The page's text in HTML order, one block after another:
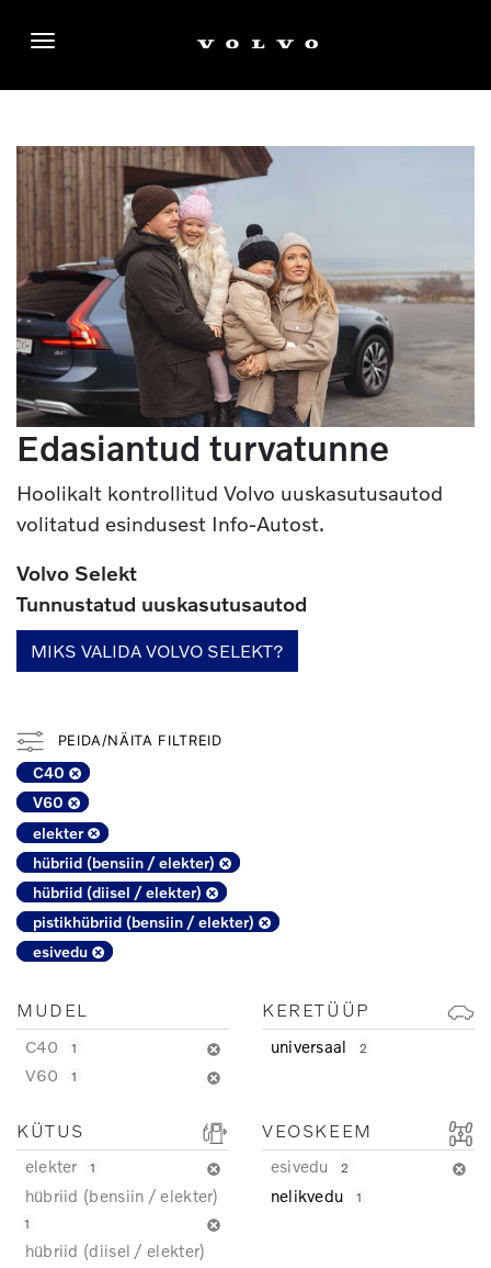
Edasiantud turvatunne
Hoolikalt kontrollitud Volvo uuskasutusautod
volitatud esindusest Info-Autost.
Volvo Selekt
Tunnustatud uuskasutusautod
MIKS VALIDA VOLVO SELEKT?
PEIDA/NÄITA FILTREID
C40
V60
elekter
hübriid (bensiin / elekter)
hübriid (diisel / elekter)
pistikhübriid (bensiin / elekter)
esivedu
MUDEL
C40 1
V60 1
KERETÜÜP
universaal 2
KÜTUS
elekter 1
hübriid (bensiin / elekter)
1
hübriid (diisel / elekter)
VEOSKEEM
esivedu 2
nelikvedu 1